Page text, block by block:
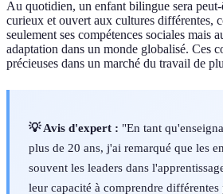
Au quotidien, un enfant bilingue sera
curieux et ouvert aux cultures différentes,
seulement ses compétences sociales mais
adaptation dans un monde globalisé. Ces
précieuses dans un marché du travail de
💡 Avis d'expert : "En tant
plus de 20 ans, j'ai remarqué que les
souvent les leaders dans
leur capacité à comprendre